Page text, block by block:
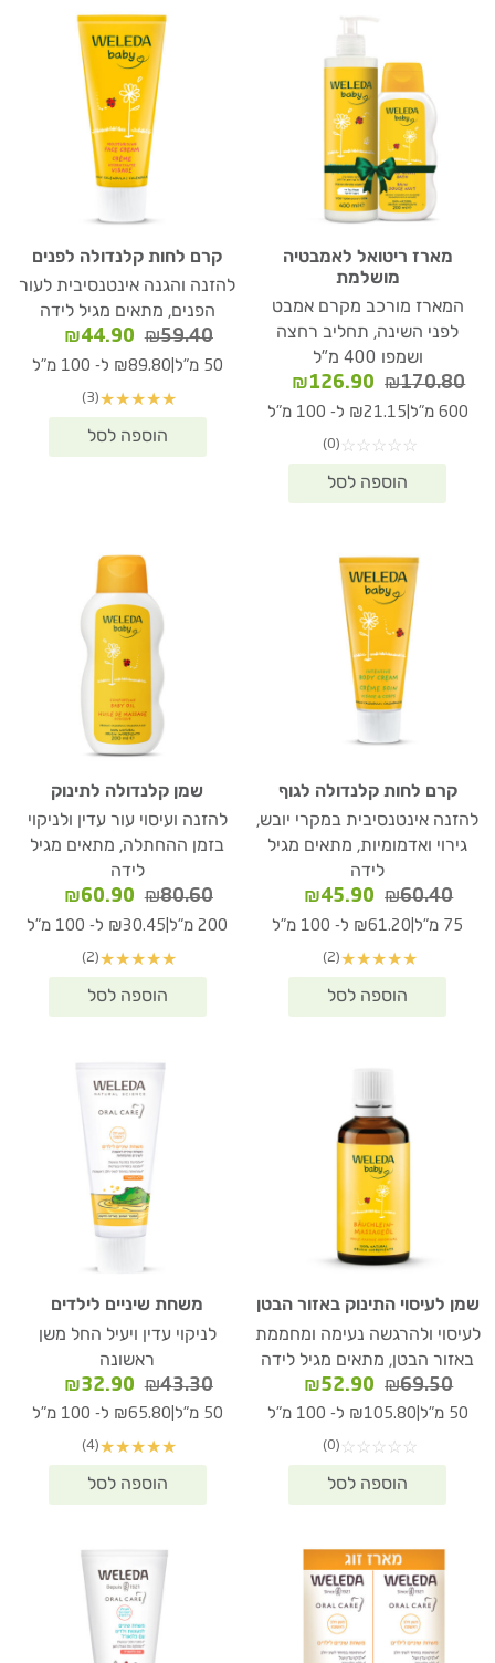
מארז ריטואל לאמבטיה
מושלמת
המארז מורכב מקרם אמבט
לפני השינה, תחליב רחצה
ושמפו 400 מ"ל
₪170.80
המחיר
המקורי
₪170.80.
₪126.90
המחיר
הנוכחי
600 מ"ל ₪21.15 ל- 100 מ"ל
☆
☆
☆
☆
☆
(0)
קרם לחות קלנדולה לפנים
להזנה והגנה אינטנסיבית לעור
הפנים, מתאים מגיל לידה
₪59.40
המחיר
המקורי
₪59.40.
₪44.90
הנוכחי
50 מ"ל ₪89.80 ל- 100 מ"ל
★
★
★
★
★
(3)
קרם לחות קלנדולה לגוף
להזנה אינטנסיבית במקרי יובש,
גירוי ואדמומיות, מתאים מגיל
לידה
₪60.40
המחיר
המקורי
₪60.40.
₪45.90
המחיר
הנוכחי
75 מ"ל ₪61.20 ל- 100 מ"ל
★
★
★
★
★
(2)
שמן קלנדולה לתינוק
להזנה ועיסוי עור עדין ולניקוי
בזמן ההחתלה, מתאים מגיל
לידה
₪80.60
המחיר
המקורי
₪80.60.
₪60.90
הנוכחי
200 מ"ל ₪30.45 ל- 100 מ"ל
★
★
★
★
★
(2)
שמן לעיסוי התינוק באזור הבטן
לעיסוי ולהרגשה נעימה ומחממת
באזור הבטן, מתאים מגיל לידה
₪69.50
המחיר
המקורי
₪69.50.
₪52.90
המחיר
הנוכחי
50 מ"ל ₪105.80 ל- 100 מ"ל
☆
☆
☆
☆
☆
(0)
משחת שיניים לילדים
לניקוי עדין ויעיל החל משן
ראשונה
₪43.30
המחיר
המקורי
₪43.30.
₪32.90
הנוכחי
50 מ"ל ₪65.80 ל- 100 מ"ל
★
★
★
★
★
(4)